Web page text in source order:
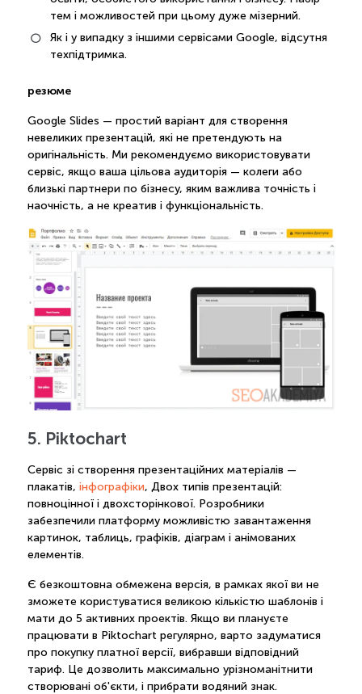
тем і можливостей при цьому дуже мізерний.
Як і у випадку з іншими сервісами Google, відсутня
техпідтримка.
резюме
Google Slides — простий варіант для створення
невеликих презентацій, які не претендують на
оригінальність. Ми рекомендуємо використовувати
сервіс, якщо ваша цільова аудиторія — колеги або
близькі партнери по бізнесу, яким важлива точність і
наочність, а не креатив і функціональність.
5. Piktochart
Сервіс зі створення презентаційних матеріалів —
плакатів, інфографіки, Двох типів презентацій:
повноцінної і двохсторінкової. Розробники
забезпечили платформу можливістю завантаження
картинок, таблиць, графіків, діаграм і анімованих
елементів.
Є безкоштовна обмежена версія, в рамках якої ви не
зможете користуватися великою кількістю шаблонів і
мати до 5 активних проектів. Якщо ви плануєте
працювати в Piktochart регулярно, варто задуматися
про покупку платної версії, вибравши відповідний
тариф. Це дозволить максимально урізноманітнити
створювані об'єкти, і прибрати водяний знак.